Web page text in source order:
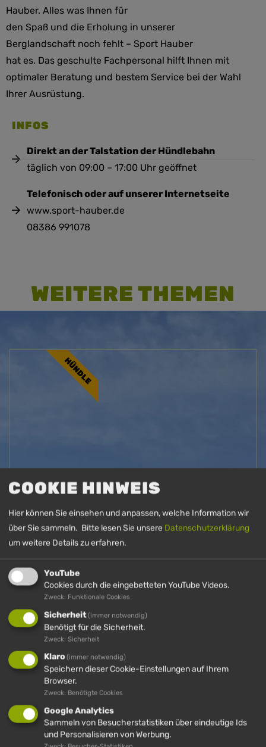
Hauber. Alles was Ihnen für
den Spaß und die Erholung in unserer
Berglandschaft noch fehlt – Sport Hauber
hat es. Das geschulte Fachpersonal hilft Ihnen mit
optimaler Beratung und bestem Service bei der Wahl
Ihrer Ausrüstung.
INFOS
Direkt an der Talstation der Hündlebahn
täglich von 09:00 – 17:00 Uhr geöffnet
Telefonisch oder auf unserer Internetseite
www.sport-hauber.de
08386 991078
WEITERE THEMEN
WINTERWANDERN
Wandertipps für Ihre Winterwanderung im
Hündle Bergbahngebiet
HÜNDLE
HÜNDLE
COOKIE HINWEIS
Hier können Sie einsehen und anpassen, welche Information wir
über Sie sammeln. Bitte lesen Sie unsere Datenschutzerklärung
um weitere Details zu erfahren.
YouTube
Cookies durch die eingebetteten YouTube Videos.
Zweck: Funktionale Cookies
Sicherheit(immer notwendig)
Benötigt für die Sicherheit.
Zweck: Sicherheit
Klaro (immer notwendig)
Speichern dieser Cookie-Einstellungen auf Ihrem
Browser.
Zweck: Benötigte Cookies
Google Analytics
Sammeln von Besucherstatistiken über eindeutige Ids
und Personalisieren von Werbung.